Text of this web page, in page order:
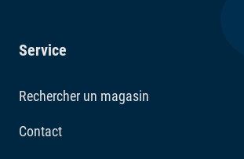
Service
Rechercher un magasin
Contact